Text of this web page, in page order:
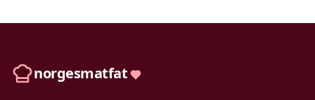
norgesmatfat